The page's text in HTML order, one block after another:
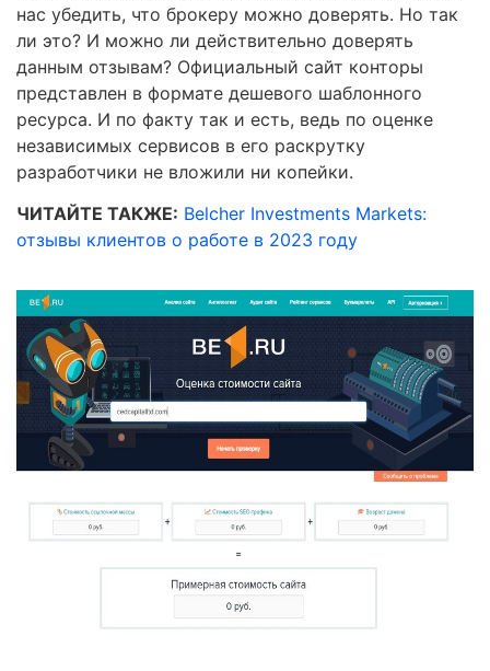
нас убедить, что брокеру можно доверять. Но так
ли это? И можно ли действительно доверять
данным отзывам? Официальный сайт конторы
представлен в формате дешевого шаблонного
ресурса. И по факту так и есть, ведь по оценке
независимых сервисов в его раскрутку
разработчики не вложили ни копейки.
ЧИТАЙТЕ ТАКЖЕ: Belcher Investments Markets:
отзывы клиентов о работе в 2023 году